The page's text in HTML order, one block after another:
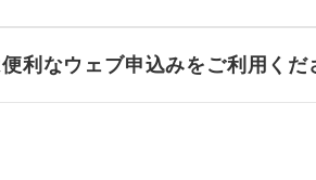
利なウェブ申込みをご利用くだ